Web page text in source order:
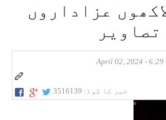
عزاداروں
6:29 - April 02, 2024
خبر کا کوڈ: 3516139